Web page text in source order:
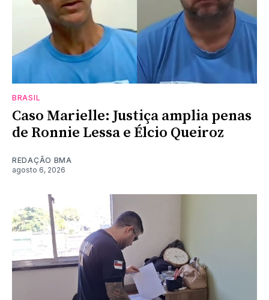
BRASIL
Caso Marielle: Justiça amplia penas
de Ronnie Lessa e Élcio Queiroz
REDAÇÃO BMA
agosto 6, 2026